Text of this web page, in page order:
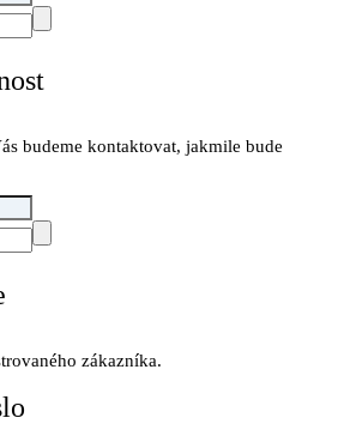
budeme kontaktovat, jakmile bude
zákazníka.